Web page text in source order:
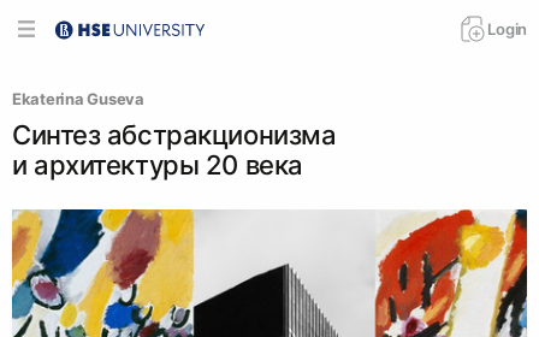
Login
Ekaterina Guseva
Синтез абстракционизма
и архитектуры 20 века